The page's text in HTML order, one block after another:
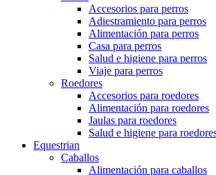
Accesorios para perros
Adiestramiento para perros
Alimentación para perros
Casa para perros
Salud e higiene para perros
Viaje para perros
Roedores
Accesorios para roedores
Alimentación para roedores
Jaulas para roedores
Salud e higiene para
Equestrian
Caballos
Alimentación para caballos